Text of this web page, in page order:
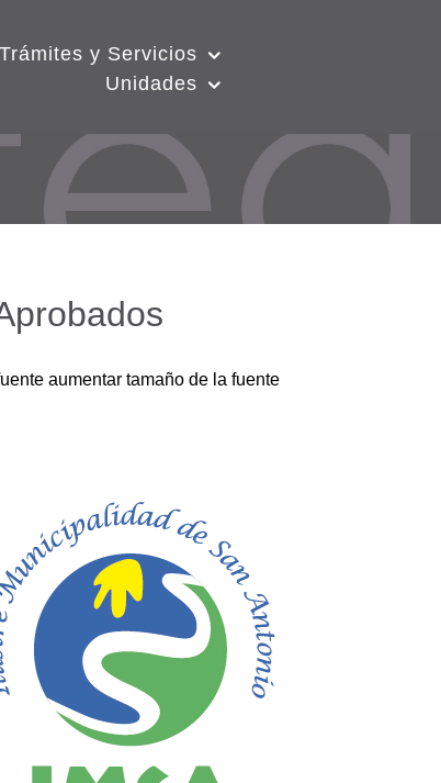
Trámites y Servicios
Unidades
aumentar tamaño de la fuente